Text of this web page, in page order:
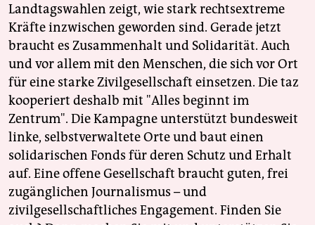
Landtagswahlen zeigt, wie stark rechtsextreme
Kräfte inzwischen geworden sind. Gerade jetzt
braucht es Zusammenhalt und Solidarität. Auch
und vor allem mit den Menschen, die sich vor Ort
für eine starke Zivilgesellschaft einsetzen. Die taz
kooperiert deshalb mit "Alles beginnt im
Zentrum". Die Kampagne unterstützt bundesweit
linke, selbstverwaltete Orte und baut einen
solidarischen Fonds für deren Schutz und Erhalt
auf. Eine offene Gesellschaft braucht guten, frei
zugänglichen Journalismus – und
zivilgesellschaftliches Engagement. Finden Sie